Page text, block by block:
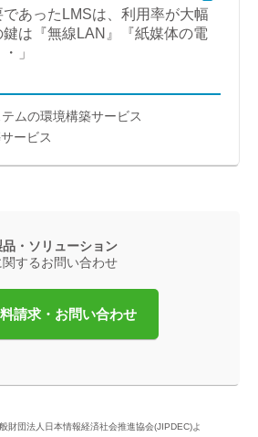
であったLMSは、利用率が大幅
は『無線LAN』『紙媒体の電
」
ムの環境構築サービス
ービス
品・ソリューション
関するお問い合わせ
請求・お問い合わせ
財団法人日本情報経済社会推進協会(JIPDEC)よ